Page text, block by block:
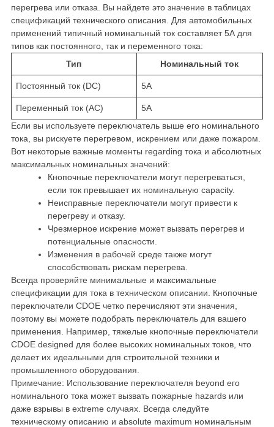
перегрева или отказа. Вы найдете это значение в таблицах
спецификаций технического описания. Для автомобильных
применений типичный номинальный ток составляет 5А для
типов как постоянного, так и переменного тока:
Тип
Номинальный ток
Постоянный ток (DC) 5А
Переменный ток (AC)
5А
Если вы используете переключатель выше его номинального
тока, вы рискуете перегревом, искрением или даже пожаром.
Вот некоторые важные моменты regarding тока и абсолютных
максимальных номинальных значений:
Кнопочные переключатели могут перегреваться,
если ток превышает их номинальную capacity.
Неисправные переключатели могут привести к
перегреву и отказу.
Чрезмерное искрение может вызвать перегрев и
потенциальные опасности.
Изменения в рабочей среде также могут
способствовать рискам перегрева.
Всегда проверяйте минимальные и максимальные
спецификации для тока в техническом описании. Кнопочные
переключатели CDOE четко перечисляют эти значения,
поэтому вы можете подобрать переключатель для вашего
применения. Например, тяжелые кнопочные переключатели
CDOE designed для более высоких номинальных токов, что
делает их идеальными для строительной техники и
промышленного оборудования.
Примечание: Использование переключателя beyond его
номинального тока может вызвать пожарные hazards или
даже взрывы в extreme случаях. Всегда следуйте
техническому описанию и absolute maximum номинальным